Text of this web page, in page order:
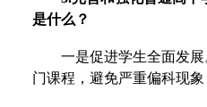
是什么？
一是促进学生全面发
门课程，避免严重偏科现象